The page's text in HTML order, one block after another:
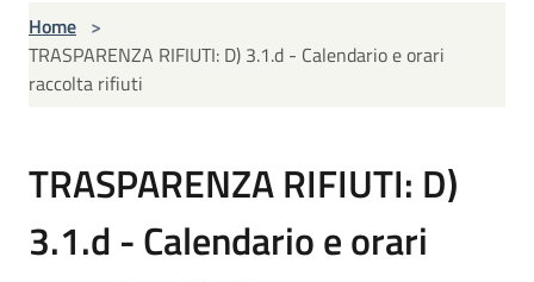
Home >
TRASPARENZA RIFIUTI: D) 3.1.d - Calendario e orari
raccolta rifiuti
TRASPARENZA RIFIUTI: D)
3.1.d - Calendario e orari